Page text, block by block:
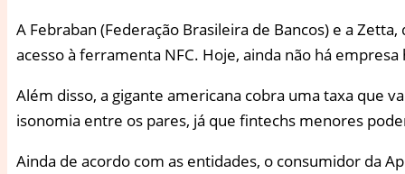
A Febraban (Federação Brasileira de Bancos) e a
acesso à ferramenta NFC. Hoje, ainda não há
Além disso, a gigante americana cobra uma taxa que
isonomia entre os pares, já que fintechs menores
Ainda de acordo com as entidades, o consumidor da